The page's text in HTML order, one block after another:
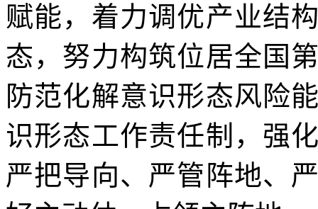
赋能，着力调优产业结
态，努力构筑位居全国
防范化解意识形态风险
识形态工作责任制，强
严把导向、严管阵地、